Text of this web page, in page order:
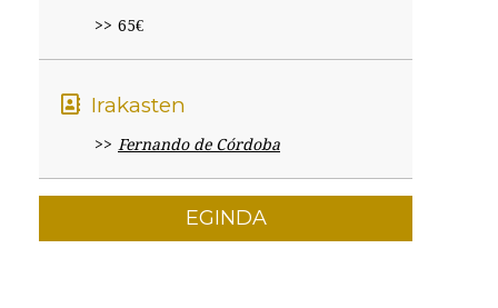
65€
Irakasten
Fernando de Córdoba
EGINDA